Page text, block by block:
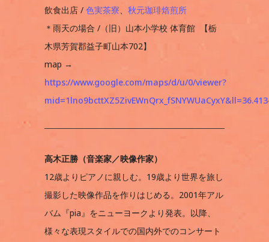
飲食出店 / 色実茶寮、 秋元珈琲焙煎所
＊雨天の場合 /（旧）山本小学校 体育館 【栃
木県芳賀郡益子町山本702】
map →
https://www.google.com/maps/d/u/0/viewer?
高木正勝（音楽家／映像作家）
12歳よりピアノに親しむ。19歳より世界を旅し
撮影した映像作品を作りはじめる。2001年アル
バム『pia』をニューヨークより発表。以降、
様々な表現スタイルでの国内外でのコンサート